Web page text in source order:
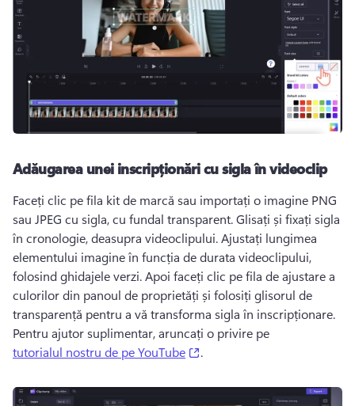
Adăugarea unei inscripționări cu sigla în videoclip
Faceți clic pe fila kit de marcă sau importați o imagine PNG
sau JPEG cu sigla, cu fundal transparent. Glisați și fixați sigla
în cronologie, deasupra videoclipului. Ajustați lungimea
elementului imagine în funcția de durata videoclipului,
folosind ghidajele verzi. Apoi faceți clic pe fila de ajustare a
culorilor din panoul de proprietăți și folosiți glisorul de
Pentru ajutor suplimentar, aruncați o privire pe
tutorialul nostru de pe YouTube
.